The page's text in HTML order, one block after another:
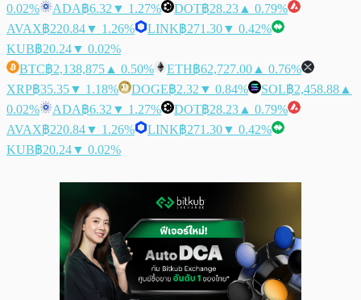
0.02%
ADA฿6.32 ▼ 1.27% DOT฿28.23 ▲ 0.79%
AVAX฿220.84▼ 1.26% LINK฿271.30▼ 0.42%
KUB฿20.24▼ 0.02%
BTC฿2,138,875 ▲ 0.50% ETH฿62,727.00 ▲ 0.76%
XRP฿35.35▼ 1.18% DOGE฿2.32 ▼ 0.84% SOL฿2,458.88 ▲
0.02%
ADA฿6.32 ▼ 1.27% DOT฿28.23 ▲ 0.79%
AVAX฿220.84▼ 1.26% LINK฿271.30▼ 0.42%
KUB฿20.24▼ 0.02%